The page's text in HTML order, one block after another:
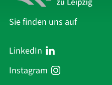
Sie finden uns auf
LinkedIn
Instagram